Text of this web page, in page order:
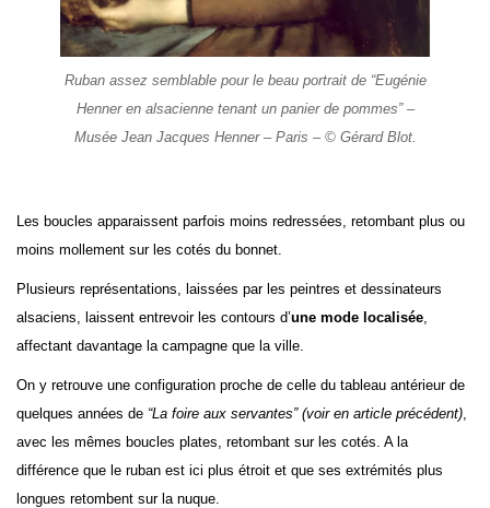
Ruban assez semblable pour le beau portrait de “Eugénie
Henner en alsacienne tenant un panier de pommes” –
Musée Jean Jacques Henner – Paris – © Gérard Blot.
Les boucles apparaissent parfois moins redressées, retombant plus ou
moins mollement sur les cotés du bonnet.
Plusieurs représentations, laissées par les peintres et dessinateurs
alsaciens, laissent entrevoir les contours d’une mode localisée
affectant davantage la campagne que la ville.
On y retrouve une configuration proche de celle du tableau antérieur de
quelques années de “La foire aux servantes” (voir en article précédent)
avec les mêmes boucles plates, retombant sur les cotés. A la
différence que le ruban est ici plus étroit et que ses extrémités plus
longues retombent sur la nuque.